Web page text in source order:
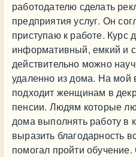
работодателю сделать
предприятия услуг. Он
приступаю к работе. Курс
информативный, емкий и
действительно можно
удаленно из дома. На мой
подходит женщинам в
пенсии. Людям которые
дома выполнять работу в
выразить благодарность
помогал пройти